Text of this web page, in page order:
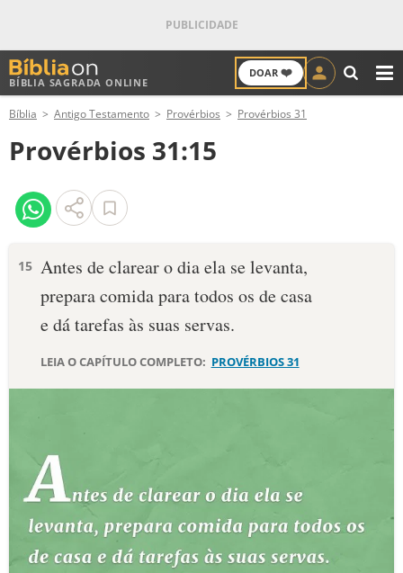
BÍBLIA SAGRADA ONLINE
DOAR ❤️
ANTIGO TESTAMENTO
NOVO TESTAMENTO
VERSÍCULOS
PALAVRA DO DIA
DEVOCIONAL DIÁRIO
ESTUDOS BÍBLICOS
ESBOÇOS DE PREGAÇÃO
Bíblia Antigo Testamento Provérbios Provérbios 31
Provérbios 31:15
15 Antes de clarear o dia ela se levanta,
prepara comida para todos os de casa
e dá tarefas às suas servas.
LEIA O CAPÍTULO COMPLETO: PROVÉRBIOS 31